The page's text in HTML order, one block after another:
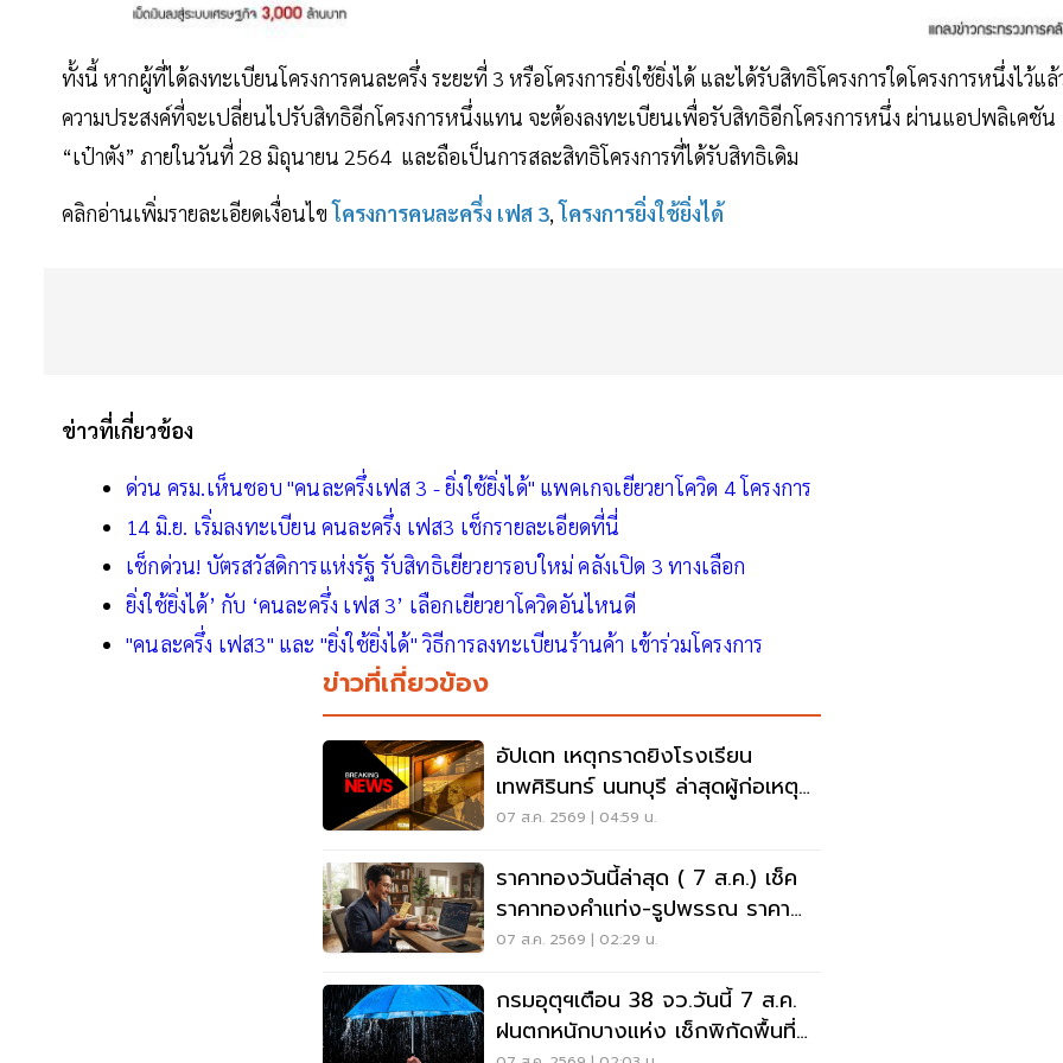
ทั้งนี้ หากผู้ที่ได้ลงทะเบียนโครงการคนละครึ่ง ระยะที่ 3 หรือโครงการยิ่งใช้ยิ่งได้ และได้รับสิทธิโครงการใดโครงการหนึ่งไว้แล้
ความประสงค์ที่จะเปลี่ยนไปรับสิทธิอีกโครงการหนึ่งแทน จะต้องลงทะเบียนเพื่อรับสิทธิอีกโครงการหนึ่ง ผ่านแอปพลิเคชัน
“เป๋าตัง” ภายในวันที่ 28 มิถุนายน 2564 และถือเป็นการสละสิทธิโครงการที่ได้รับสิทธิเดิม
คลิกอ่านเพิ่มรายละเอียดเงื่อนไขโครงการคนละครึ่ง เฟส 3,โครงการยิ่งใช้ยิ่งได้
ข่าวที่เกี่ยวข้อง
ด่วน ครม.เห็นชอบ "คนละครึ่งเฟส 3 - ยิ่งใช้ยิ่งได้" แพคเกจเยียวยาโควิด 4 โครงการ
14 มิ.ย. เริ่มลงทะเบียน คนละครึ่ง เฟส3 เช็กรายละเอียดที่นี่
เช็กด่วน! บัตรสวัสดิการแห่งรัฐ รับสิทธิเยียวยารอบใหม่ คลังเปิด 3 ทางเลือก
ยิ่งใช้ยิ่งได้’ กับ ‘คนละครึ่ง เฟส 3’ เลือกเยียวยาโควิดอันไหนดี
"คนละครึ่ง เฟส3" และ "ยิ่งใช้ยิ่งได้" วิธีการลงทะเบียนร้านค้า เข้าร่วมโครงการ
ข่าวที่เกี่ยวข้อง
อัปเดท เหตุกราดยิงโรงเรียน
เทพศิรินทร์ นนทบุรี ล่าสุดผู้ก่อเหตุ
เสียชีวิตแล้ว
07 ส.ค. 2569 | 04:59 น.
ราคาทองวันนี้ล่าสุด ( 7 ส.ค.) เช็ค
ราคาทองคำแท่ง-รูปพรรณ ราคา
ขาย - รับซื้อ กี่บาท
07 ส.ค. 2569 | 02:29 น.
กรมอุตุฯเตือน 38 จว.วันนี้ 7 ส.ค.
ฝนตกหนักบางแห่ง เช็กพิกัดพื้นที่